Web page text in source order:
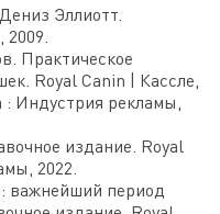
Эллиoтт.
Практическое
Royal Canin | Кассле,
Индустрия рекламы,
издание. Royal
2022.
важнейший период